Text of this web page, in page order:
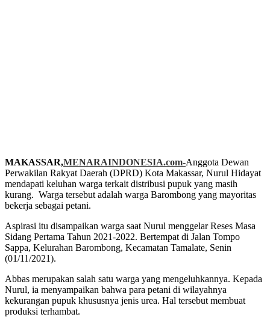
MAKASSAR,MENARAINDONESIA.com-Anggota Dewan
Perwakilan Rakyat Daerah (DPRD) Kota Makassar, Nurul Hidayat
mendapati keluhan warga terkait distribusi pupuk yang masih
kurang. Warga tersebut adalah warga Barombong yang mayoritas
bekerja sebagai petani.
Aspirasi itu disampaikan warga saat Nurul menggelar Reses Masa
Sidang Pertama Tahun 2021-2022. Bertempat di Jalan Tompo
Sappa, Kelurahan Barombong, Kecamatan Tamalate, Senin
(01/11/2021).
Abbas merupakan salah satu warga yang mengeluhkannya. Kepada
Nurul, ia menyampaikan bahwa para petani di wilayahnya
kekurangan pupuk khususnya jenis urea. Hal tersebut membuat
produksi terhambat.